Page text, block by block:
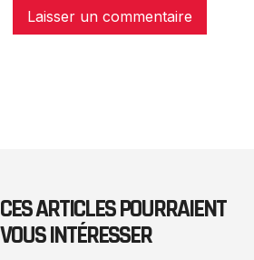
CES ARTICLES POURRAIENT
VOUS INTÉRESSER